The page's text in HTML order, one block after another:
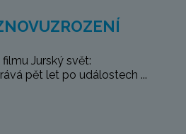
Jurský svět:
pět let po událostech ...